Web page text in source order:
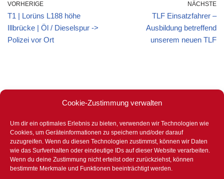
Cookie-Zustimmung verwalten
Um dir ein optimales Erlebnis zu bieten, verwenden wir Technologien wie
Cookies, um Geräteinformationen zu speichern und/oder darauf
zuzugreifen. Wenn du diesen Technologien zustimmst, können wir Daten
wie das Surfverhalten oder eindeutige IDs auf dieser Website verarbeiten.
Wenn du deine Zustimmung nicht erteilst oder zurückziehst, können
bestimmte Merkmale und Funktionen beeinträchtigt werden.
VORHERIGE
T1 | Lorüns L188 höhe
Illbrücke | Öl / Dieselspur ->
Polizei vor Ort
NÄCHSTE
TLF Einsatzfahrer –
Ausbildung betreffend
unserem neuen TLF
Stets für eure Sicherheit bereit –
365 Tage im Jahr – 24 Stunden –
bei Tag und bei Nacht.